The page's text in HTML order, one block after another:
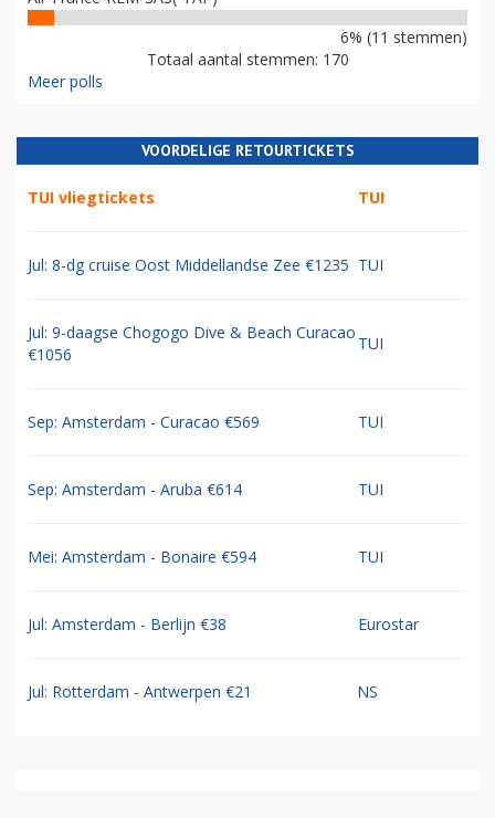
6% (11 stemmen)
Totaal aantal stemmen: 170
Meer polls
VOORDELIGE RETOURTICKETS
TUI vliegtickets TUI
Jul: 8-dg cruise Oost Middellandse Zee €1235 TUI
Jul: 9-daagse Chogogo Dive & Beach Curacao
€1056
TUI
Sep: Amsterdam - Curacao €569 TUI
Sep: Amsterdam - Aruba €614 TUI
Mei: Amsterdam - Bonaire €594 TUI
Jul: Amsterdam - Berlijn €38 Eurostar
Jul: Rotterdam - Antwerpen €21 NS